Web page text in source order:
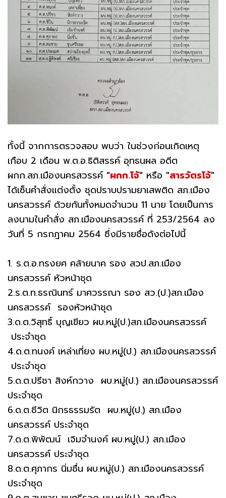
ทั้งนี้ จากการตรวจสอบ พบว่า ในช่วงก่อนเกิดเหตุ
เกือบ 2 เดือน พ.ต.อ.ธิติสรรค์ อุทธนผล อดีต
ผกก.สภ.เมืองนครสวรรค์ "ผกก.โจ้" หรือ "สารวัตรโจ้"
ได้เซ็นคำสั่งแต่งตั้ง ชุดปราบปรามยาเสพติด สภ.เมือง
นครสวรรค์ ด้วยกันทั้งหมดจำนวน 11 นาย โดยเป็นการ
ลงนามในคำสั่ง สภ.เมืองนครสวรรค์ ที่ 253/2564 ลง
วันที่ 5 กรกฎาคม 2564 ซึ่งมีรายชื่อดังต่อไปนี้
1. ร.ต.อ.ทรงยศ คล้ายนาค รอง สวป.สภ.เมือง
นครสวรรค์ หัวหน้าชุด
2.ร.ต.ท.ธรณินทร์ มาศวรรณา รอง สว.(ป.)สภ.เมือง
นครสวรรค์ รองหัวหน้าชุด
3.ด.ต.วิสุทธิ์ บุญเขียว ผบ.หมู่(ป.)สภ.เมืองนครสวรรค์
ประจำชุด
4.ด.ต.ทนงค์ เหล่าเที่ยง ผบ.หมู่(ป.) สภ.เมืองนครสวรรค์
ประจำชุด
5.ด.ต.ปรีชา สิงห์กวาง ผบ.หมู่(ป.) สภ.เมืองนครสวรรค์
ประจำชุด
6.ด.ต.ชีวิต นิกรธรรมรัต ผบ.หมู่(ป.) สภ.เมือง
นครสวรรค์ ประจำชุด
7.ด.ต.พิพัฒน์ เจิมจำนงค์ ผบ.หมู่(ป.) สภ.เมือง
นครสวรรค์ ประจำชุด
8.ด.ต.ศุภากร นิ่มชื่น ผบ.หมู่(ป.) สภ.เมืองนครสวรรค์
ประจำชุด